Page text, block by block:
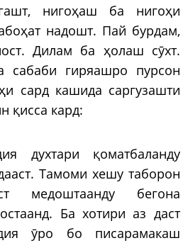
нигоҳаш ба нигоҳи
надошт. Пай бурдам,
Дилам ба ҳолаш сӯхт.
сабаби гиряашро пурсон
сард кашида саргузашти
қисса кард:
духтари қоматбаланду
Тамоми хешу таборон
медоштаанду бегона
Ба хотири аз даст
ӯро бо писарамакаш